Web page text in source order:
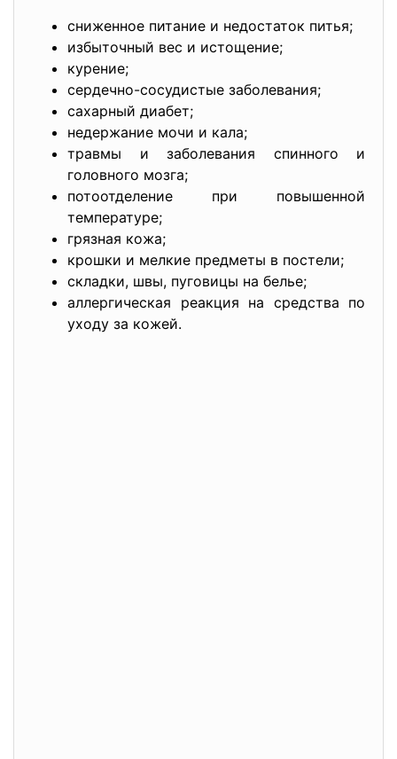
сниженное питание и недостаток питья;
избыточный вес и истощение;
курение;
сердечно-сосудистые заболевания;
сахарный диабет;
недержание мочи и кала;
травмы и заболевания спинного и
головного мозга;
потоотделение при повышенной
температуре;
грязная кожа;
крошки и мелкие предметы в постели;
складки, швы, пуговицы на белье;
аллергическая реакция на средства по
уходу за кожей.